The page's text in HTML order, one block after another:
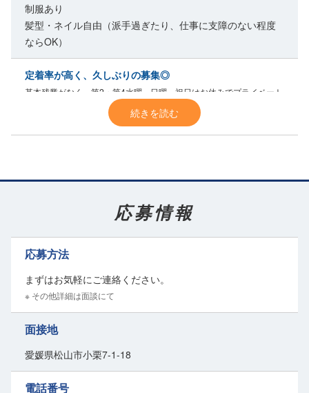
制服あり
髪型・ネイル自由（派手過ぎたり、仕事に支障のない程度
ならOK）
定着率が高く、久しぶりの募集◎
基本残業がなく、第2・第4水曜、日曜、祝日はお休みでプライベート
幅広い世代の女性スタッフが活躍中です。
入社後しばらくは、ベテランスタッフと一緒にお仕事するので安心し
穏やかな社風が自慢で、みんなで協力し合って毎日働いています。
髪形やネイルも派手過ぎず仕事に支障が出なければ自由♪
あなたらしく働ける 職場環境も魅力です。
受付事務ですが、
“久々の仕事復帰で不安…”
“事務未経験だけど大丈夫かな…”
続きを読む
応募情報
応募方法
まずはお気軽にご連絡ください。
※ その他詳細は面談にて
面接地
愛媛県松山市小栗7-1-18
電話番号